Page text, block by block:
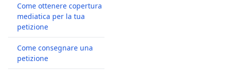
Come ottenere copertura
mediatica per la tua
petizione
Come consegnare una
petizione